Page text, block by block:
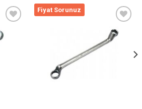
Fiyat Sorunuz
Listeme